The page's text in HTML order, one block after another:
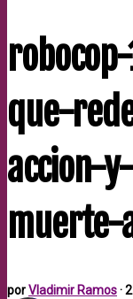
que-
accion-
muerte-
porVladimir Ramos·